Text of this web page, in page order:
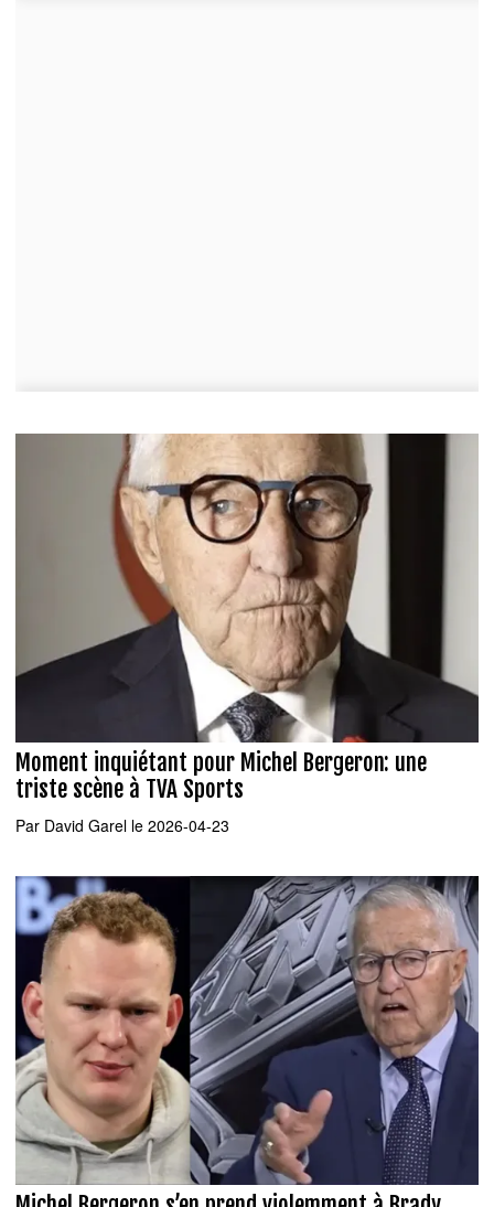
Moment inquiétant pour Michel Bergeron: une
triste scène à TVA Sports
Par David Garel le 2026-04-23